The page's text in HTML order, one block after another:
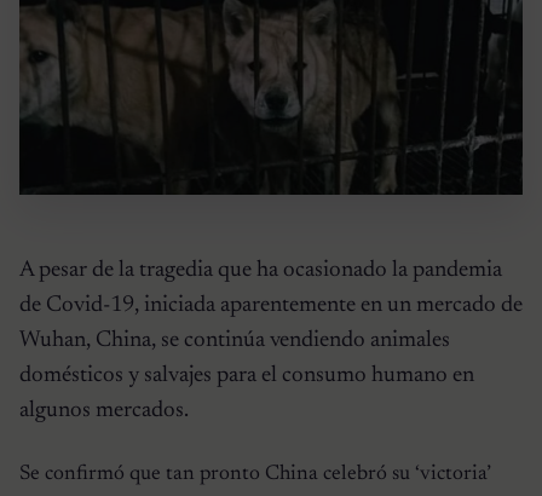
A pesar de la tragedia que ha ocasionado la pandemia
de Covid-19, iniciada aparentemente en un mercado de
Wuhan, China, se continúa vendiendo animales
domésticos y salvajes para el consumo humano en
algunos mercados.
Se confirmó que tan pronto China celebró su ‘victoria’